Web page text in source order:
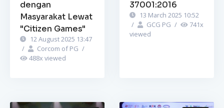
dengan
Masyarakat Lewat
"Citizen Games"
12 August 2025 13:47
/
Corcom of PG /
488x viewed
37001:2016
13 March 2025 10:52
/
GCG PG / 741x
viewed